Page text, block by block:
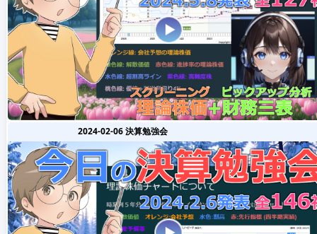
2024-02-06 決算勉強会